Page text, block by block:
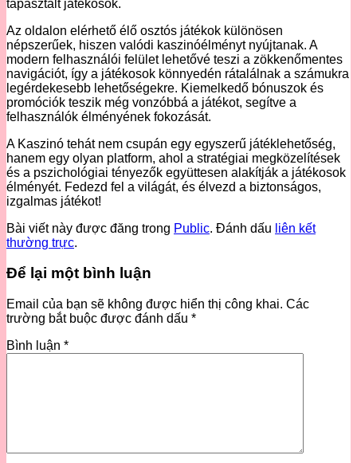
tapasztalt játékosok.
Az oldalon elérhető élő osztós játékok különösen
népszerűek, hiszen valódi kaszinóélményt nyújtanak. A
modern felhasználói felület lehetővé teszi a zökkenőmentes
navigációt, így a játékosok könnyedén rátalálnak a számukra
legérdekesebb lehetőségekre. Kiemelkedő bónuszok és
promóciók teszik még vonzóbbá a játékot, segítve a
felhasználók élményének fokozását.
A Kaszinó tehát nem csupán egy egyszerű játéklehetőség,
hanem egy olyan platform, ahol a stratégiai megközelítések
és a pszichológiai tényezők együttesen alakítják a játékosok
élményét. Fedezd fel a világát, és élvezd a biztonságos,
izgalmas játékot!
Bài viết này được đăng trong Public. Đánh dấu liên kết
thường trực.
Để lại một bình luận
Email của bạn sẽ không được hiển thị công khai. Các
trường bắt buộc được đánh dấu *
Bình luận *